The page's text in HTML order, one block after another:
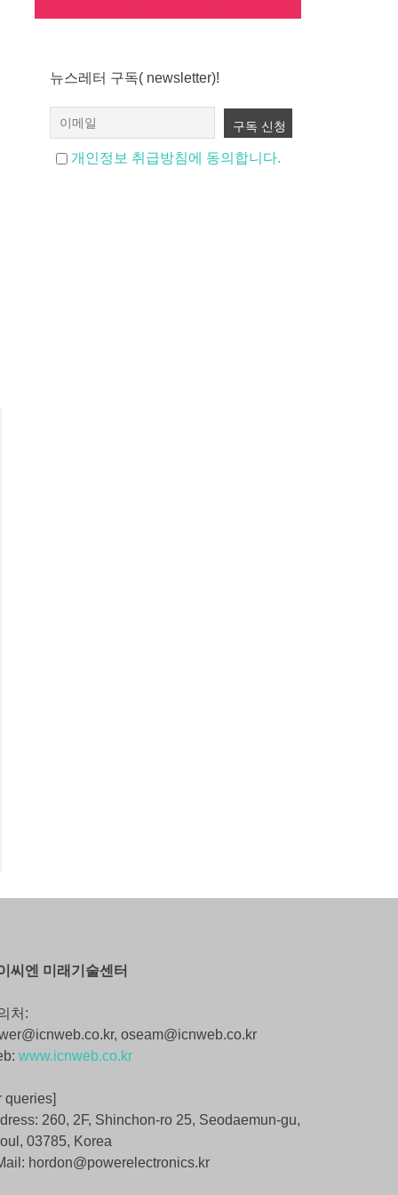
뉴스레터 구독( newsletter)!
개인정보 취급방침에 동의합니다.
씨엔 미래기술센터
처:
oseam@icnweb.co.kr
www.icnweb.co.kr
queries]
260, 2F, Shinchon-ro 25, Seodaemun-gu,
03785, Korea
hordon@powerelectronics.kr